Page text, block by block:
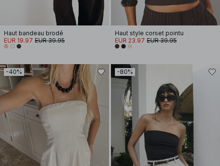
Haut bandeau brodé
EUR 19.97 EUR 39.95
Haut style corset pointu
EUR 23.97 EUR 39.95
-40% -80%